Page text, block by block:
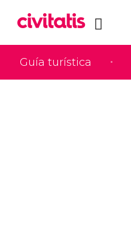
Guía turística